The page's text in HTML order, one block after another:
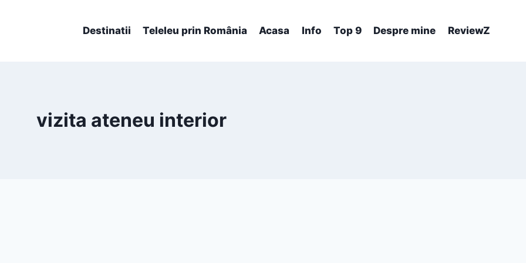
Destinatii Teleleu prin România Acasa Info Top 9 Despre mine ReviewZ
vizita ateneu interior